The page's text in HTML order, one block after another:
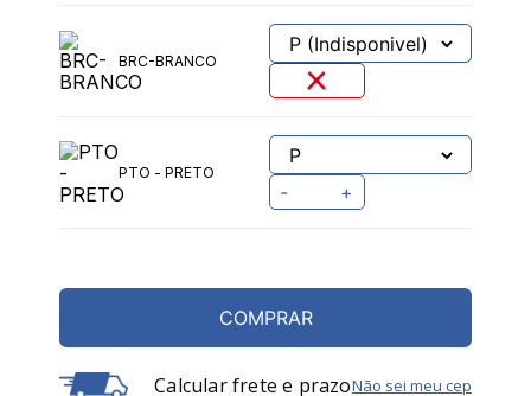
BRC-BRANCO
PTO - PRETO
- +
COMPRAR
Calcular frete e prazoNão sei meu cep